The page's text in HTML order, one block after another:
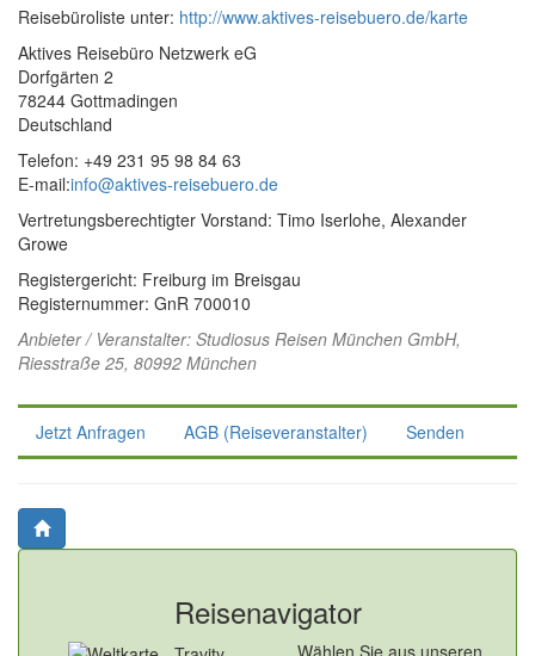
Reisebüroliste unter: http://www.aktives-reisebuero.de/karte
Aktives Reisebüro Netzwerk eG
Dorfgärten 2
78244 Gottmadingen
Deutschland
Telefon: +49 231 95 98 84 63
E-mail:info@aktives-reisebuero.de
Vertretungsberechtigter Vorstand: Timo Iserlohe, Alexander
Growe
Registergericht: Freiburg im Breisgau
Registernummer: GnR 700010
Anbieter / Veranstalter: Studiosus Reisen München GmbH,
Riesstraße 25, 80992 München
Jetzt Anfragen AGB (Reiseveranstalter) Senden
Reisenavigator